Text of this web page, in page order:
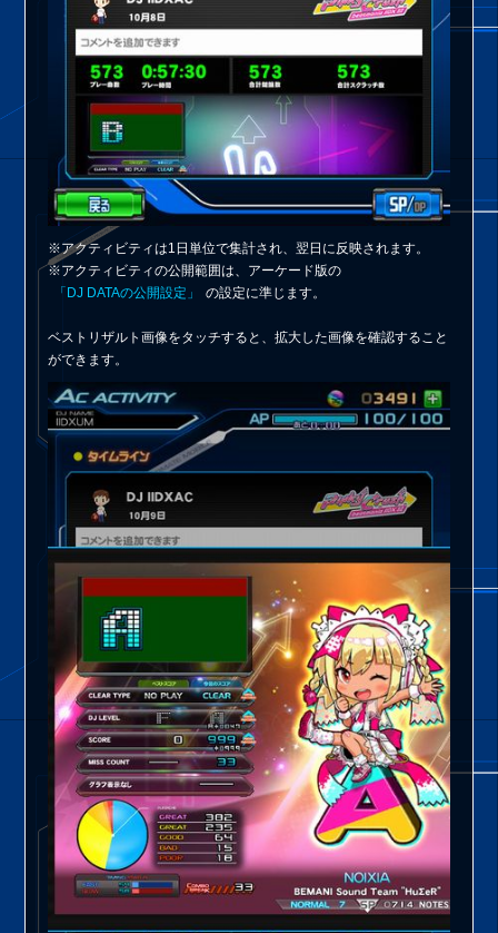
※アクティビティは1日単位で集計され、翌日に反映されます。
※アクティビティの公開範囲は、アーケード版の
「DJ DATAの公開設定」
の設定に準じます。
ベストリザルト画像をタッチすると、拡大した画像を確認すること
ができます。